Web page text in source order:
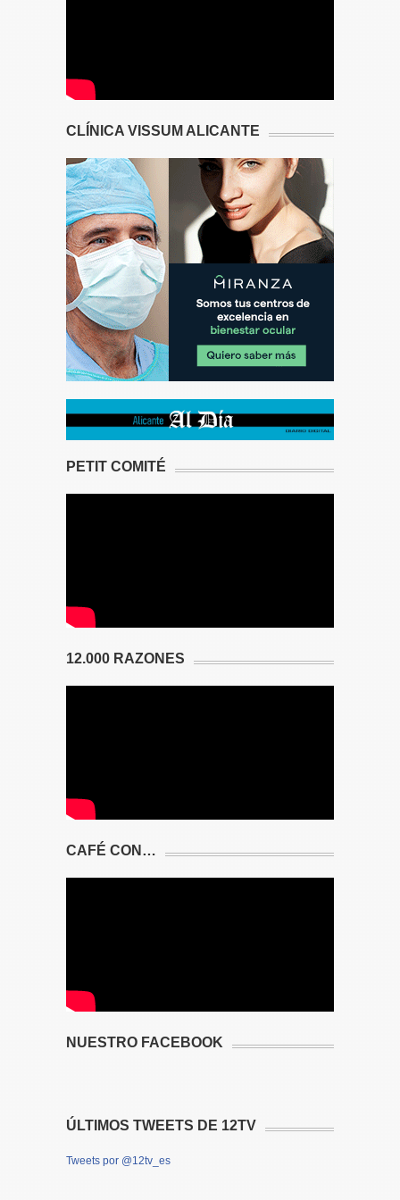
CLÍNICA VISSUM ALICANTE
PETIT COMITÉ
12.000 RAZONES
CAFÉ CON…
NUESTRO FACEBOOK
ÚLTIMOS TWEETS DE 12TV
Tweets por @12tv_es